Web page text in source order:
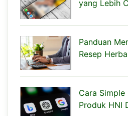
yang Lebih
Panduan
Resep
Cara
Produk HNI